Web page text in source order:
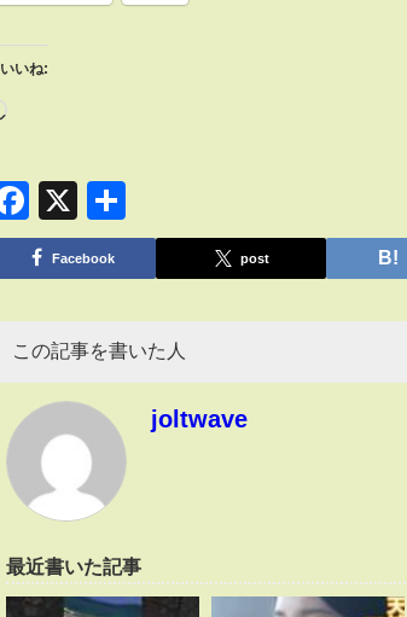
いいね:
Facebook
X
有
Facebook post
この記事を書いた人
joltwave
最近書いた記事